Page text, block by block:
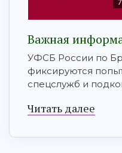
Важная
УФСБ России по
фиксируются
спецслужб и
Читать далее